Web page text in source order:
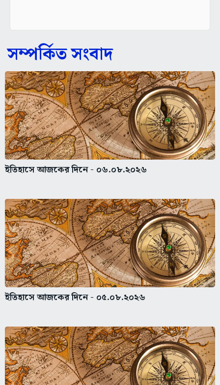
সম্পর্কিত সংবাদ
ইতিহাসে আজকের দিনে - ০৬.০৮.২০২৬
ইতিহাসে আজকের দিনে - ০৫.০৮.২০২৬